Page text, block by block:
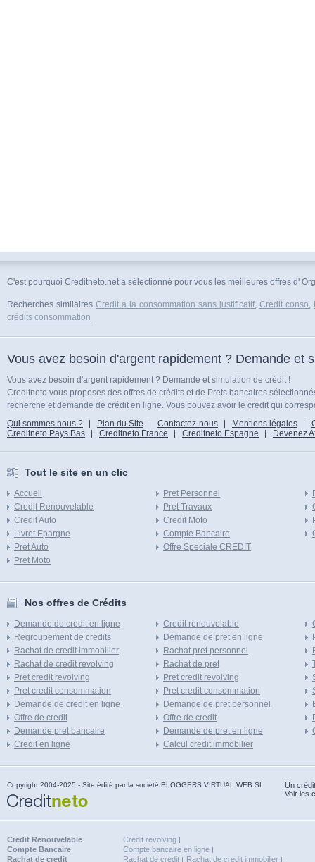
C'est pourquoi Creditneto.net a sélectionné pour vous les meilleures offres d'
Recherches similaires Credit a la consommation sans justificatif, Credit conso,
crédits consommation
Vous avez besoin d'argent rapidement ? Demande et
Vous avez besoin d'argent rapidement ? Demande et simulation de crédit !
Creditneto vous proposes des offres de crédits et de Prets bancaires
recherche et demande de crédit en ligne. Vous pouvez avoir le credit qui
Qui sommes nous ?
Plan du Site Contactez-nous Mentions légales
Creditneto Pays Bas
Creditneto France Creditneto Espagne Devenez
Tout le site en un clic
Accueil
Credit Renouvelable
Credit Auto
Livret Epargne
Pret Auto
Pret Moto
Pret Personnel
Pret Travaux
Credit Moto
Compte Bancaire
Offre Speciale CREDIT
Nos offres de Crédits
Demande de credit en ligne
Regroupement de credits
Rachat de credit immobilier
Rachat de credit revolving
Pret credit revolving
Pret credit consommation
Demande de credit en ligne
Offre de credit
Demande pret bancaire
Credit en ligne
Credit renouvelable
Demande de pret en ligne
Rachat pret personnel
Rachat de pret
Pret credit revolving
Pret credit consommation
Demande de pret personnel
Offre de credit
Demande de pret en ligne
Calcul credit immobilier
Copyright 2004-2025 - Site édité par la société BLOGGERS VIRTUAL WEB SL
Un
Voir les
Credit Renouvelable
Credit revolving
Compte Bancaire
Compte bancaire en ligne
Rachat de credit
Rachat de credit Rachat de credit immobilier